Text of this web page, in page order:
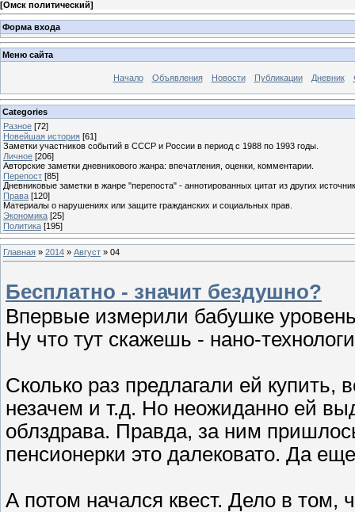
[Омск политический]
Форма входа
Меню сайта
Начало Объявления Новости Публикации Дневник
Categories
Разное [72]
Новейшая история [61]
Заметки участников событий в СССР и России в период с 1988 по 1993 годы.
Личное [206]
Авторские заметки дневникового жанра: впечатления, оценки, комментарии.
Перепост [85]
Дневниковые заметки в жанре "перепоста" - аннотированных цитат из других
Права [120]
Материалы о нарушениях или защите гражданских и социальных прав.
Экономика [25]
Политика [195]
Главная » 2014 » Август » 04
Бесплатно - значит бездушно?
Впервые измерили бабушке
Ну что тут скажешь - нано-
Сколько раз предлагали ей купить,
незачем и т.д. Но неожиданно ей
облздрава. Правда, за ним
пенсионерки это далековато. Да
А потом начался квест. Дело в том,